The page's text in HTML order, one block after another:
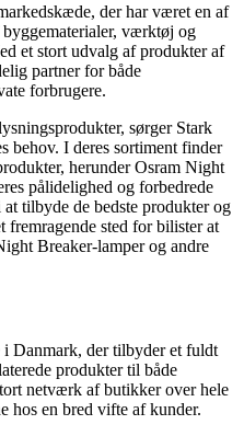
der har været en af
værktøj og
et stort udvalg af produkter af
partner for både
forbrugere.
sørger Stark
behov. I deres sortiment finder
herunder Osram Night
pålidelighed og forbedrede
tilbyde de bedste produkter og
fremragende sted for bilister at
Breaker-lamper og andre
Danmark, der tilbyder et fuldt
produkter til både
netværk af butikker over hele
hos en bred vifte af kunder.